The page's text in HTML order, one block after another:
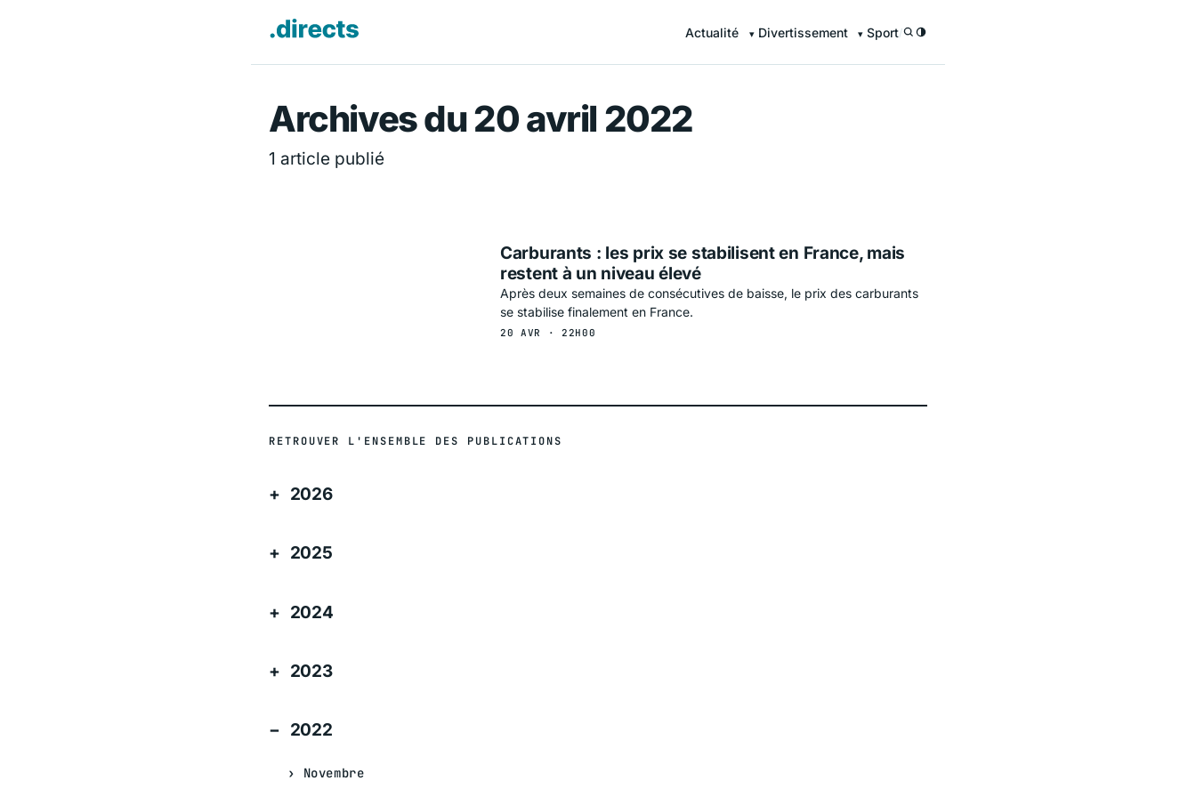
Directs.fr — Information en continu
Actualité Divertissement Sport/
Archives du 20 avril 2022
1 article publié
Carburants : les prix se stabilisent en France, mais
restent à un niveau élevé
Après deux semaines de consécutives de baisse, le prix des carburants
se stabilise finalement en France.
20 AVR · 22H00
RETROUVER L'ENSEMBLE DES PUBLICATIONS
2026
2025
2024
2023
2022
Novembre